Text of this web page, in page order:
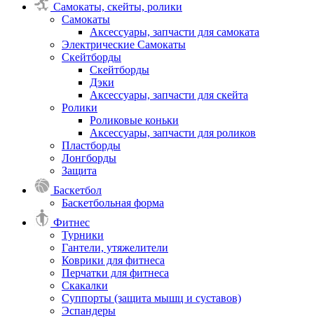
Самокаты, скейты, ролики
Самокаты
Аксессуары, запчасти для самоката
Электрические Самокаты
Скейтборды
Скейтборды
Дэки
Аксессуары, запчасти для скейта
Ролики
Роликовые коньки
Аксессуары, запчасти для роликов
Пластборды
Лонгборды
Защита
Баскетбол
Баскетбольная форма
Фитнес
Турники
Гантели, утяжелители
Коврики для фитнеса
Перчатки для фитнеса
Скакалки
Суппорты (защита мышц и суставов)
Эспандеры